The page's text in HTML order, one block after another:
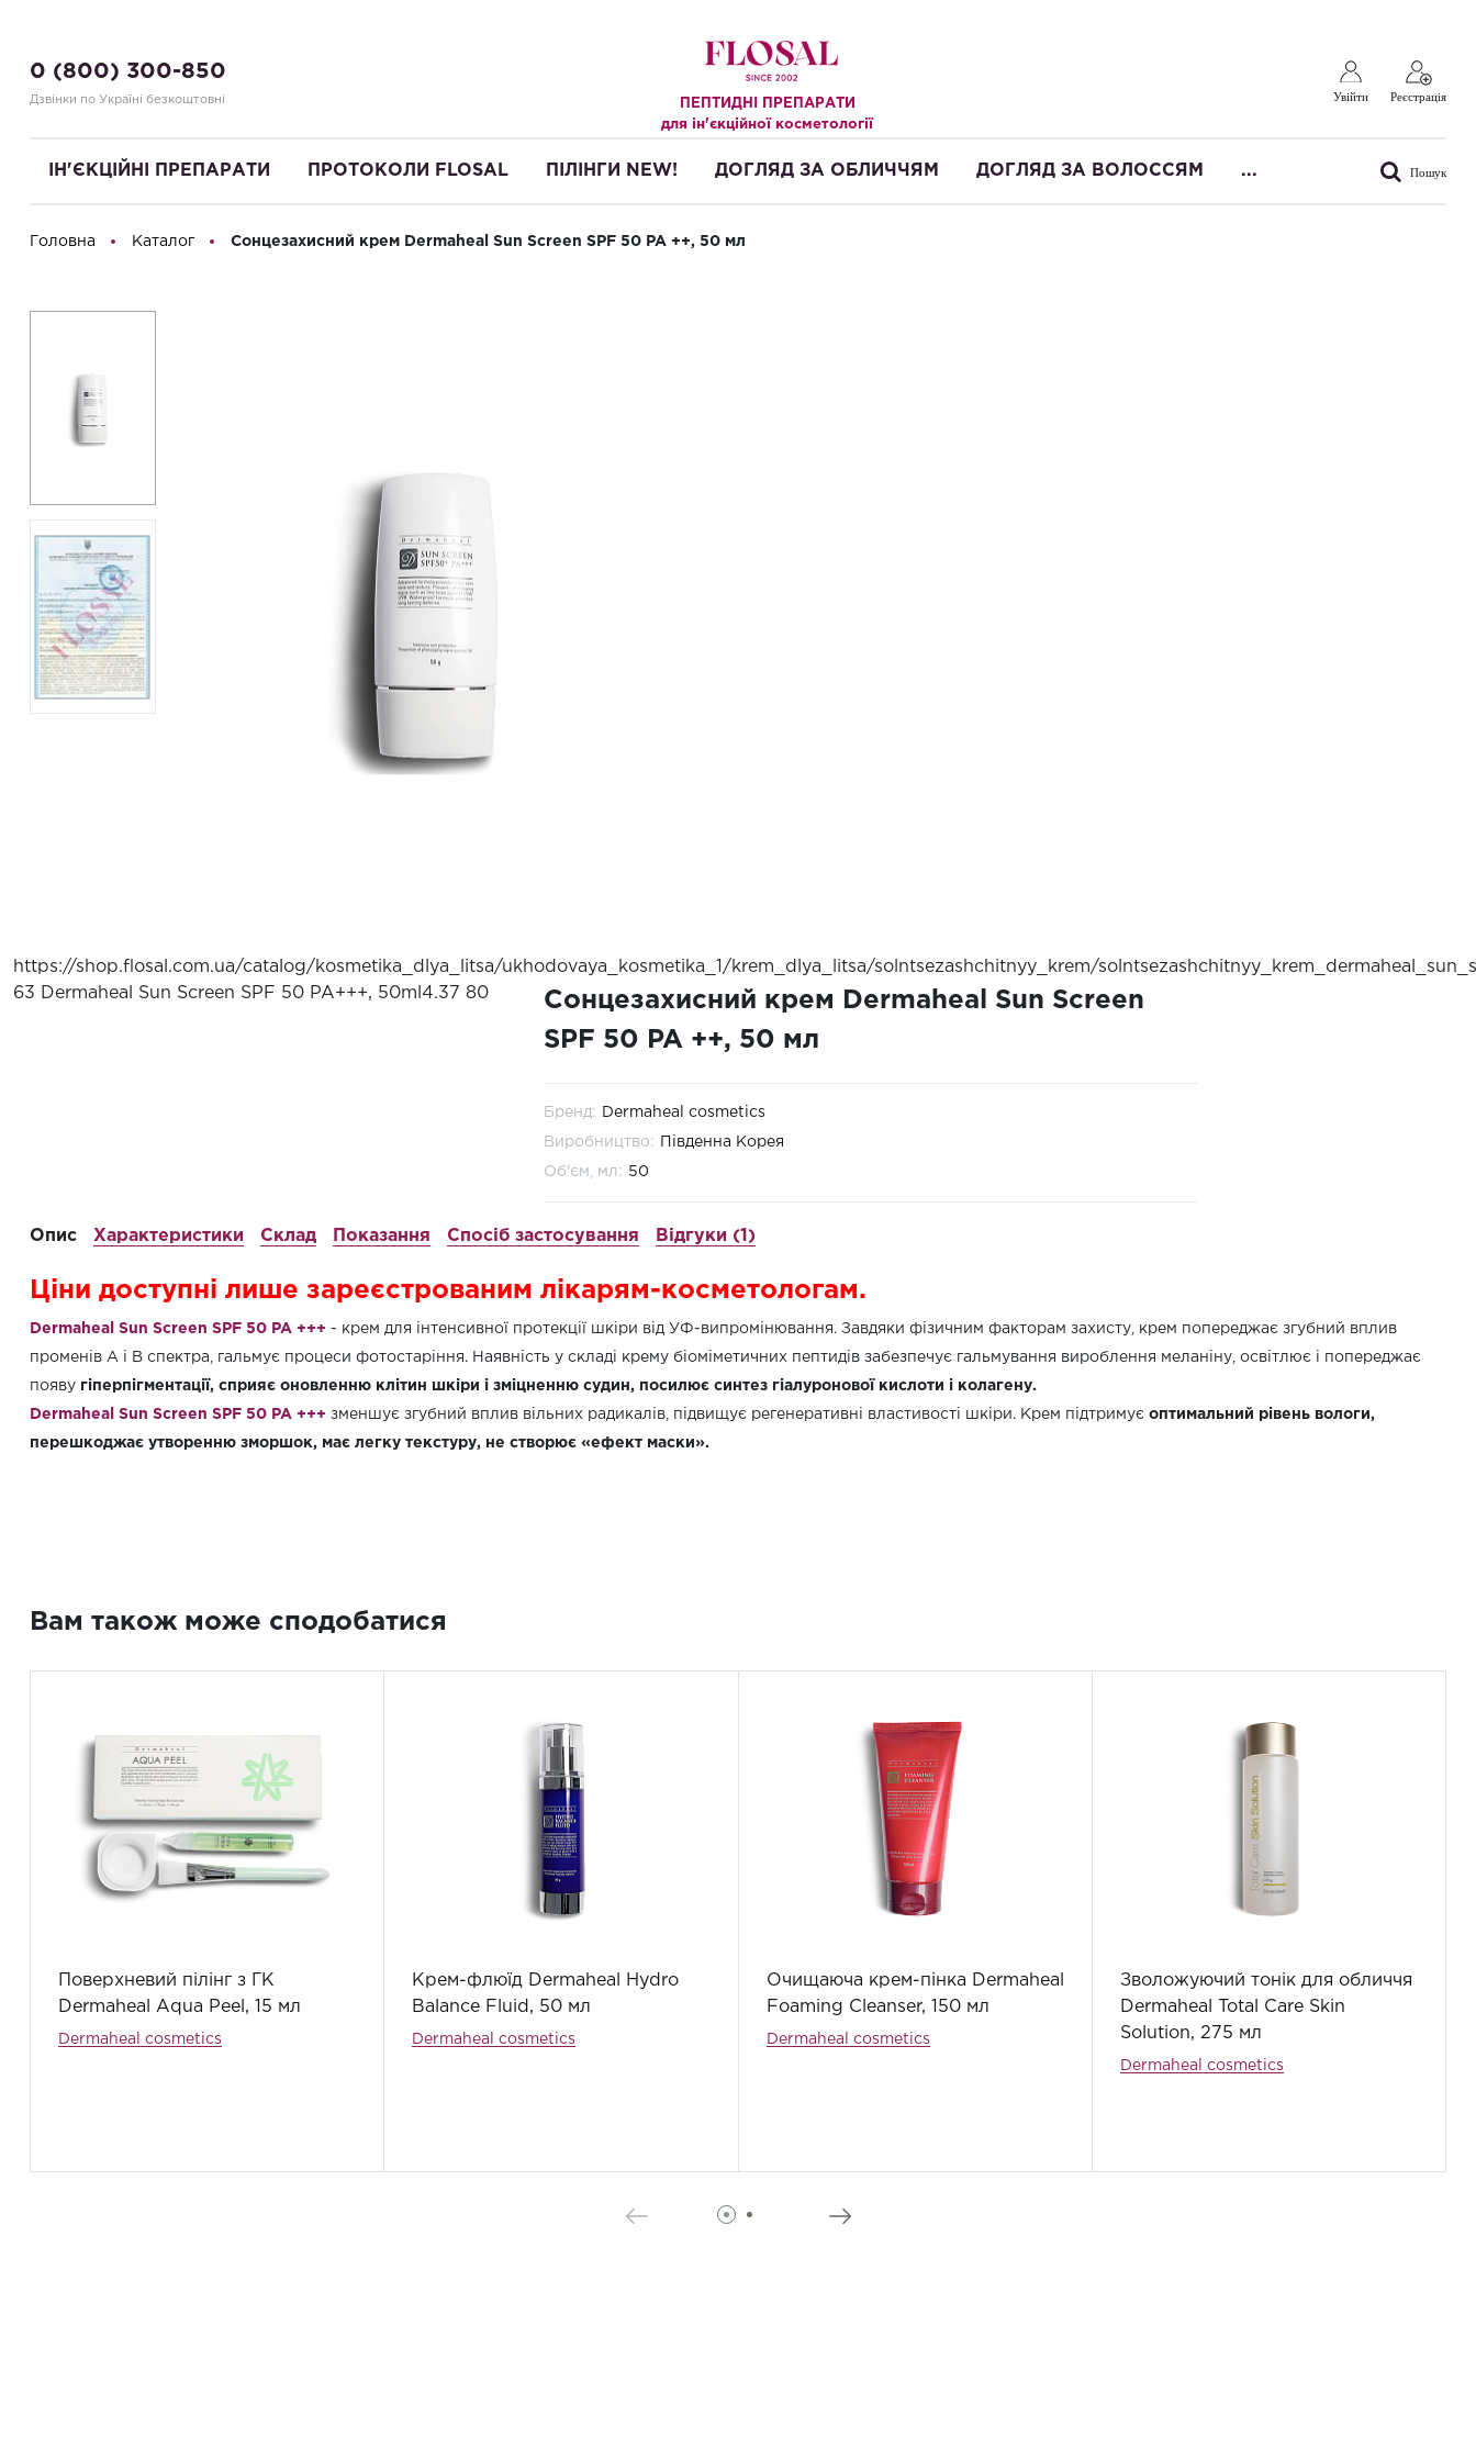
0 (800) 300-850
Дзвінки по Україні безкоштовні
ПЕПТИДНІ ПРЕПАРАТИ
для ін'єкційної косметології
Увійти Реєстрація
ІН'ЄКЦІЙНІ ПРЕПАРАТИ ПРОТОКОЛИ FLOSAL ПІЛІНГИ NEW! ДОГЛЯД ЗА ОБЛИЧЧЯМ ДОГЛЯД ЗА ВОЛОССЯМ ... Пошук
Головна Каталог Сонцезахисний крем Dermaheal Sun Screen SPF 50 PA ++, 50 мл
https://shop.flosal.com.ua/catalog/kosmetika_dlya_litsa/ukhodovaya_kosmetika_1/krem_dlya_litsa/solntsezashchitnyy_krem/
63 Dermaheal Sun Screen SPF 50 PA+++, 50ml 4.37 80
Сонцезахисний крем Dermaheal Sun Screen
SPF 50 PA ++, 50 мл
Бренд: Dermaheal cosmetics
Виробництво: Південна Корея
Об'єм, мл: 50
Опис Характеристики Склад Показання Спосіб застосування Відгуки (1)
Ціни доступні лише зареєстрованим лікарям-косметологам.
Dermaheal Sun Screen SPF 50 PA +++ - крем для інтенсивної протекції шкіри від УФ-випромінювання. Завдяки фізичним факторам захисту, крем попереджає згубний вплив
променів А і В спектра, гальмує процеси фотостаріння. Наявність у складі крему біоміметичних пептидів забезпечує гальмування вироблення меланіну, освітлює і попереджає
появу гіперпігментації, сприяє оновленню клітин шкіри і зміцненню судин, посилює синтез гіалуронової кислоти і колагену.
Dermaheal Sun Screen SPF 50 PA +++ зменшує згубний вплив вільних радикалів, підвищує регенеративні властивості шкіри. Крем підтримує оптимальний рівень вологи,
перешкоджає утворенню зморшок, має легку текстуру, не створює «ефект маски».
Вам також може сподобатися
Поверхневий пілінг з ГК
Dermaheal Aqua Peel, 15 мл
Dermaheal cosmetics
Крем-флюїд Dermaheal Hydro
Balance Fluid, 50 мл
Dermaheal cosmetics
Очищаюча крем-пінка Dermaheal
Foaming Cleanser, 150 мл
Dermaheal cosmetics
Зволожуючий тонік для обличчя
Dermaheal Total Care Skin
Solution, 275 мл
Dermaheal cosmetics